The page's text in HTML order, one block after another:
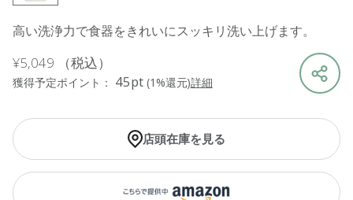
高い洗浄力で食器をきれいにスッキリ洗い上げます。
¥5,049 （税込）
獲得予定ポイント： 45pt (1%還元)詳細
店頭在庫を見る